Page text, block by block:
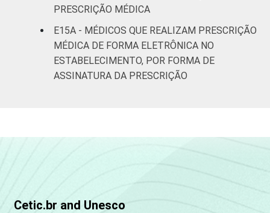
PRESCRIÇÃO MÉDICA
E15A - MÉDICOS QUE REALIZAM PRESCRIÇÃO
MÉDICA DE FORMA ELETRÔNICA NO
ESTABELECIMENTO, POR FORMA DE
ASSINATURA DA PRESCRIÇÃO
Cetic.br and Unesco